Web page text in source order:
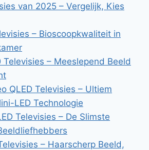
van 2025 – Vergelijk, Kies
– Bioscoopkwaliteit in
Televisies – Meeslepend Beeld
QLED Televisies – Ultiem
LED Technologie
Televisies – De Slimste
– Haarscherp Beeld,